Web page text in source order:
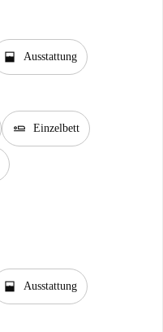
window_open Ausstattung
airline_seat_flat Einzelbett
window_open Ausstattung